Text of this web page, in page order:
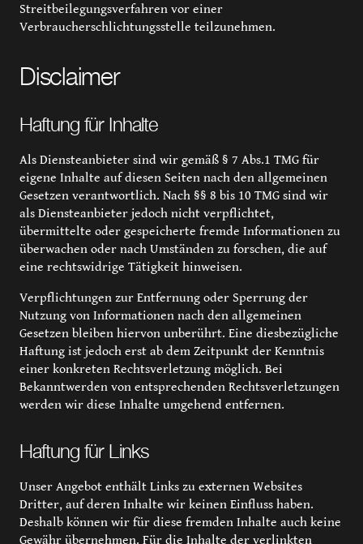
Streitbeilegungsverfahren vor einer
Verbraucherschlichtungsstelle teilzunehmen.
Disclaimer
Haftung für Inhalte
Als Diensteanbieter sind wir gemäß § 7 Abs.1 TMG für
eigene Inhalte auf diesen Seiten nach den allgemeinen
Gesetzen verantwortlich. Nach §§ 8 bis 10 TMG sind wir
als Diensteanbieter jedoch nicht verpflichtet,
übermittelte oder gespeicherte fremde Informationen zu
überwachen oder nach Umständen zu forschen, die auf
eine rechtswidrige Tätigkeit hinweisen.
Verpflichtungen zur Entfernung oder Sperrung der
Nutzung von Informationen nach den allgemeinen
Gesetzen bleiben hiervon unberührt. Eine diesbezügliche
Haftung ist jedoch erst ab dem Zeitpunkt der Kenntnis
einer konkreten Rechtsverletzung möglich. Bei
Bekanntwerden von entsprechenden Rechtsverletzungen
werden wir diese Inhalte umgehend entfernen.
Haftung für Links
Unser Angebot enthält Links zu externen Websites
Dritter, auf deren Inhalte wir keinen Einfluss haben.
Deshalb können wir für diese fremden Inhalte auch keine
Gewähr übernehmen. Für die Inhalte der verlinkten